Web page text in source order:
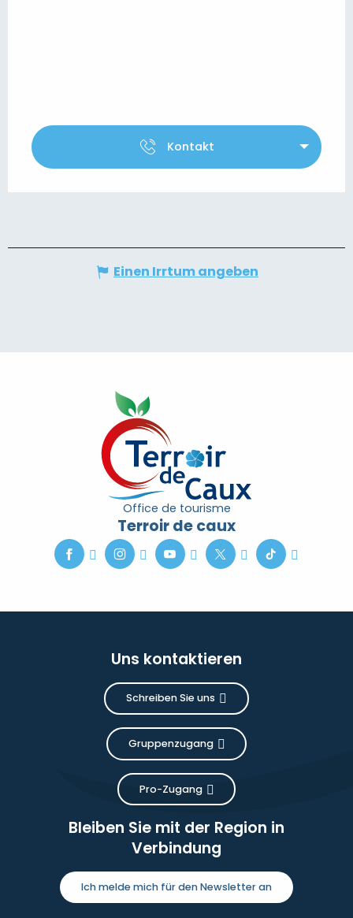
Kontakt
Einen Irrtum angeben
Office de tourisme
Terroir de caux
Uns kontaktieren
Schreiben Sie uns
Gruppenzugang
Pro-Zugang
Bleiben Sie mit der Region in
Verbindung
Ich melde mich für den Newsletter an